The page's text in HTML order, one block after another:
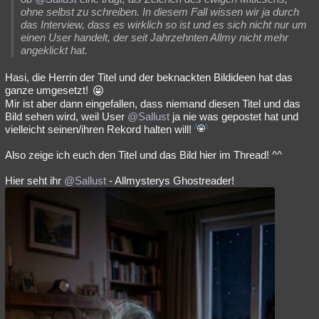
ohne selbst zu schreiben. In diesem Fall wissen wir ja durch
das Interview, dass es wirklich so ist und es sich nicht nur um
einen User handelt, der seit Jahrzehnten Allmy nicht mehr
angeklickt hat.
Hasi, die Herrin der Titel und der beknackten Bildideen hat das
ganze umgesetzt!
Mir ist aber dann eingefallen, dass niemand diesen Titel und das
Bild sehen wird, weil User @Sallust ja nie was gepostet hat und
vielleicht seinen/ihren Rekord halten will!
Also zeige ich euch den Titel und das Bild hier im Thread! ^^
Hier seht ihr @Sallust - Allmysterys Ghostreader!